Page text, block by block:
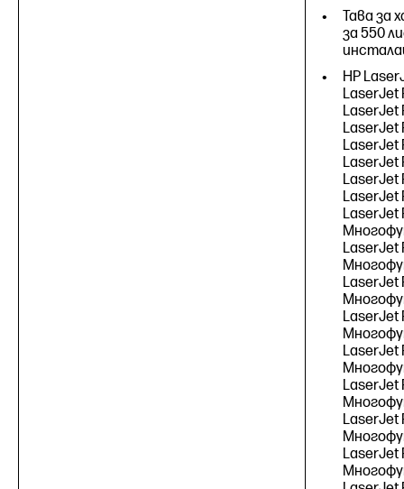
Тава за
за 550
HP
LaserJet
LaserJet
LaserJet
LaserJet
LaserJet
LaserJet
LaserJet
LaserJet
LaserJet
LaserJet
LaserJet
LaserJet
LaserJet
LaserJet
LaserJet